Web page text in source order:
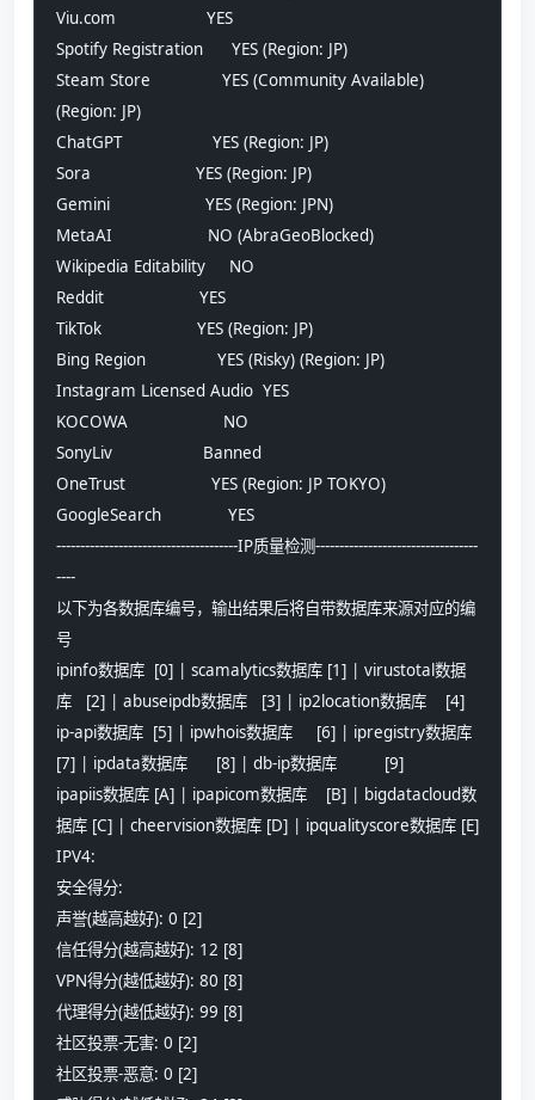
Viu.com                   YES
Spotify Registration      YES (Region: JP)
Steam Store               YES (Community Available)
(Region: JP)
ChatGPT                   YES (Region: JP)
Sora                      YES (Region: JP)
Gemini                    YES (Region: JPN)
MetaAI                    NO (AbraGeoBlocked)
Wikipedia Editability     NO
Reddit                    YES
TikTok                    YES (Region: JP)
Bing Region               YES (Risky) (Region: JP)
Instagram Licensed Audio  YES
KOCOWA                    NO
SonyLiv                   Banned
OneTrust                  YES (Region: JP TOKYO)
GoogleSearch              YES
--------------------------------------IP质量检测----------------------------------
----
以下为各数据库编号，输出结果后将自带数据库来源对应的编
号
ipinfo数据库  [0] | scamalytics数据库 [1] | virustotal数据
库   [2] | abuseipdb数据库   [3] | ip2location数据库    [4]
ip-api数据库  [5] | ipwhois数据库     [6] | ipregistry数据库
[7] | ipdata数据库      [8] | db-ip数据库          [9]
ipapiis数据库 [A] | ipapicom数据库    [B] | bigdatacloud数
据库 [C] | cheervision数据库 [D] | ipqualityscore数据库 [E]
IPV4:
安全得分:
声誉(越高越好): 0 [2]
信任得分(越高越好): 12 [8]
VPN得分(越低越好): 80 [8]
代理得分(越低越好): 99 [8]
社区投票-无害: 0 [2]
社区投票-恶意: 0 [2]